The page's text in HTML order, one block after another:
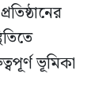
ভূমিকা